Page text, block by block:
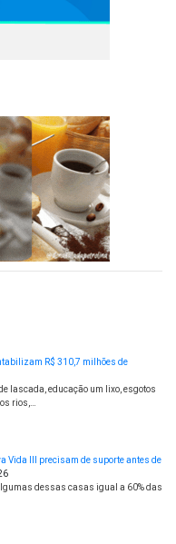
R$ 310,7 milhões de
lascada, educação um lixo, esgotos
rios,…
Vida III precisam de suporte antes de
dessas casas igual a 60% das